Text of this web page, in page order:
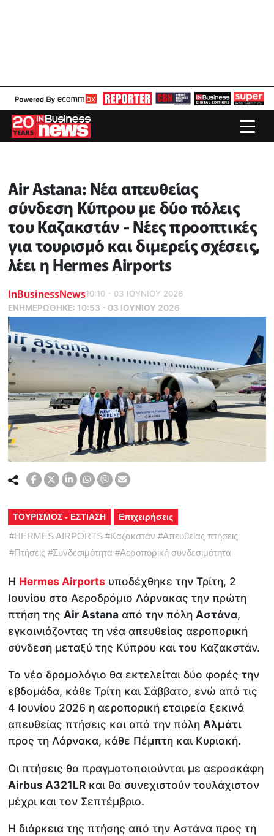
Air Astana: Νέα απευθείας
σύνδεση Κύπρου με δύο πόλεις
του Καζακστάν - Νέες προοπτικές
για τουρισμό και διμερείς σχέσεις,
λέει η Hermes Airports
InBusinessNews10:10 - 03 ΙΟΥΝΙΟΥ 2026
ΕΝΗΜΕΡΏΘΗΚΕ: 10:53 - 03 ΙΟΥΝΙΟΥ 2026
ΤΟΥΡΙΣΜΟΣ - ΕΣΤΙΑΣΗ Επιχειρήσεις
#HERMES AIRPORTS #Καζακστάν #Απευθείας πτήσεις
#Πτήσεις #Συνδεσιμότητα #Αεροπορική συνδεσιμότητα
Η Hermes Airports υποδέχθηκε την Τρίτη, 2
Ιουνίου στο Αεροδρόμιο Λάρνακας την πρώτη
πτήση της Air Astana από την πόλη Αστάνα,
εγκαινιάζοντας τη νέα απευθείας αεροπορική
σύνδεση μεταξύ της Κύπρου και του Καζακστάν.
Το νέο δρομολόγιο θα εκτελείται δύο φορές την
εβδομάδα, κάθε Τρίτη και Σάββατο, ενώ από τις
4 Ιουνίου 2026 η αεροπορική εταιρεία ξεκινά
απευθείας πτήσεις και από την πόλη Αλμάτι
προς τη Λάρνακα, κάθε Πέμπτη και Κυριακή.
Οι πτήσεις θα πραγματοποιούνται με αεροσκάφη
Airbus A321LR και θα συνεχιστούν τουλάχιστον
μέχρι και τον Σεπτέμβριο.
Η διάρκεια της πτήσης από την Αστάνα προς τη